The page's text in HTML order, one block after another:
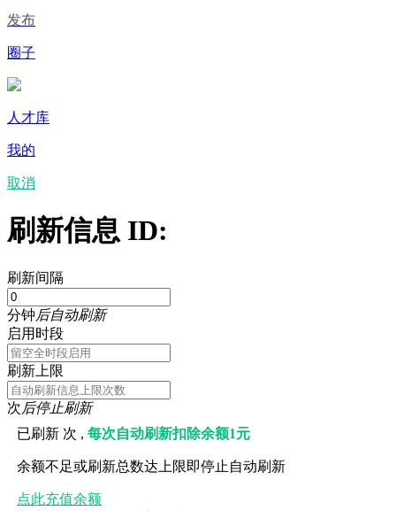
发布
圈子
人才库
我的
取消
刷新信息 ID:
刷新间隔
分钟后自动刷新
启用时段
刷新上限
次后停止刷新
已刷新次 ,每次自动刷新扣除余额1元
余额不足或刷新总数达上限即停止自动刷新
点此充值余额